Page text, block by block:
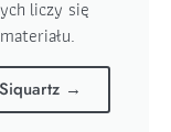
liczy się
→